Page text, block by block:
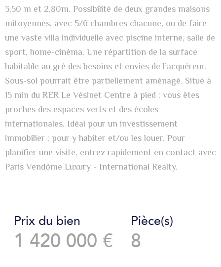
3,50 m et 2,80m. Possibilité de deux grandes maisons
mitoyennes, avec 5/6 chambres chacune, ou de faire
une vaste villa individuelle avec piscine interne, salle de
sport, home-cinéma. Une répartition de la surface
habitable au gré des besoins et envies de l’acquéreur.
Sous-sol pourrait être partiellement aménagé. Situé à
15 min du RER Le Vésinet Centre à pied : vous êtes
proches des espaces verts et des écoles
internationales. Idéal pour un investissement
immobilier : pour y habiter et/ou les louer. Pour
planifier une visite, entrez rapidement en contact avec
Paris Vendôme Luxury - International Realty.
Prix du bien
1 420 000 €
Pièce(s)
8